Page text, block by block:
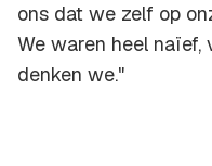
ons dat we zelf op
We waren heel naïef,
denken we."